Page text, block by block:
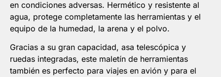
en condiciones adversas. Hermético y resistente al
agua, protege completamente las herramientas y el
equipo de la humedad, la arena y el polvo.
Gracias a su gran capacidad, asa telescópica y
ruedas integradas, este maletín de herramientas
también es perfecto para viajes en avión y para el